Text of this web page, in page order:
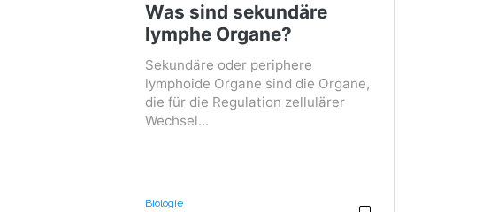
Was sind sekundäre
lymphe Organe?
Sekundäre oder periphere
lymphoide Organe sind die Organe,
die für die Regulation zellulärer
Wechsel...
Biologie